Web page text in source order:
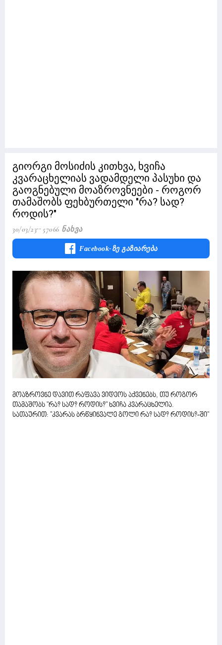
გიორგი მოსიძის კითხვა, ხვიჩა
კვარაცხელიას ვადამდელი პასუხი და
გაოგნებული მოაზროვნეები - როგორ
თამაშობს ფეხბურთელი "რა? სად?
როდის?"
30/03/23 57066 Ნახვა
Facebook-Ზე Გაზიარება
მოაზროვნე დავით რაფავა ვიდეოს აქვენებს, თუ როგორ
თამაშობს "რა? სად? როდის?" ხვიჩა კვარაცხელია.
სათაურით: "კვარას ბრწყინვალე გოლი რა? სად? როდის?-ში"